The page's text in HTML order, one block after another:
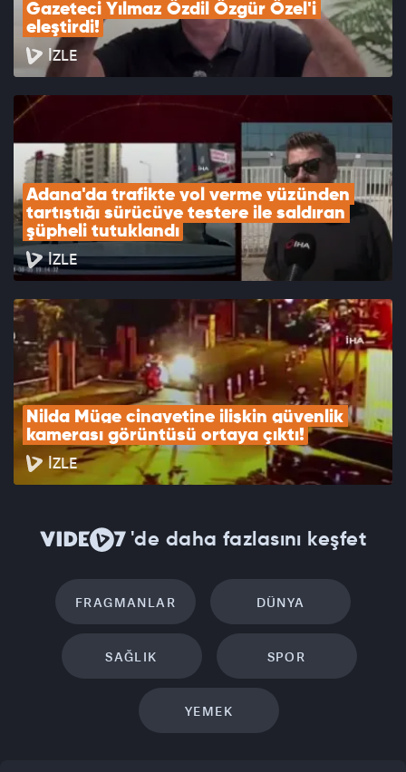
Gazeteci Yılmaz Özdil Özgür Özel'i
eleştirdi!
İZLE
Adana'da trafikte yol verme yüzünden
tartıştığı sürücüye testere ile saldıran
şüpheli tutuklandı
İZLE
Nilda Müge cinayetine ilişkin güvenlik
kamerası görüntüsü ortaya çıktı!
İZLE
'de daha fazlasını keşfet
FRAGMANLAR DÜNYA
SAĞLIK SPOR
YEMEK